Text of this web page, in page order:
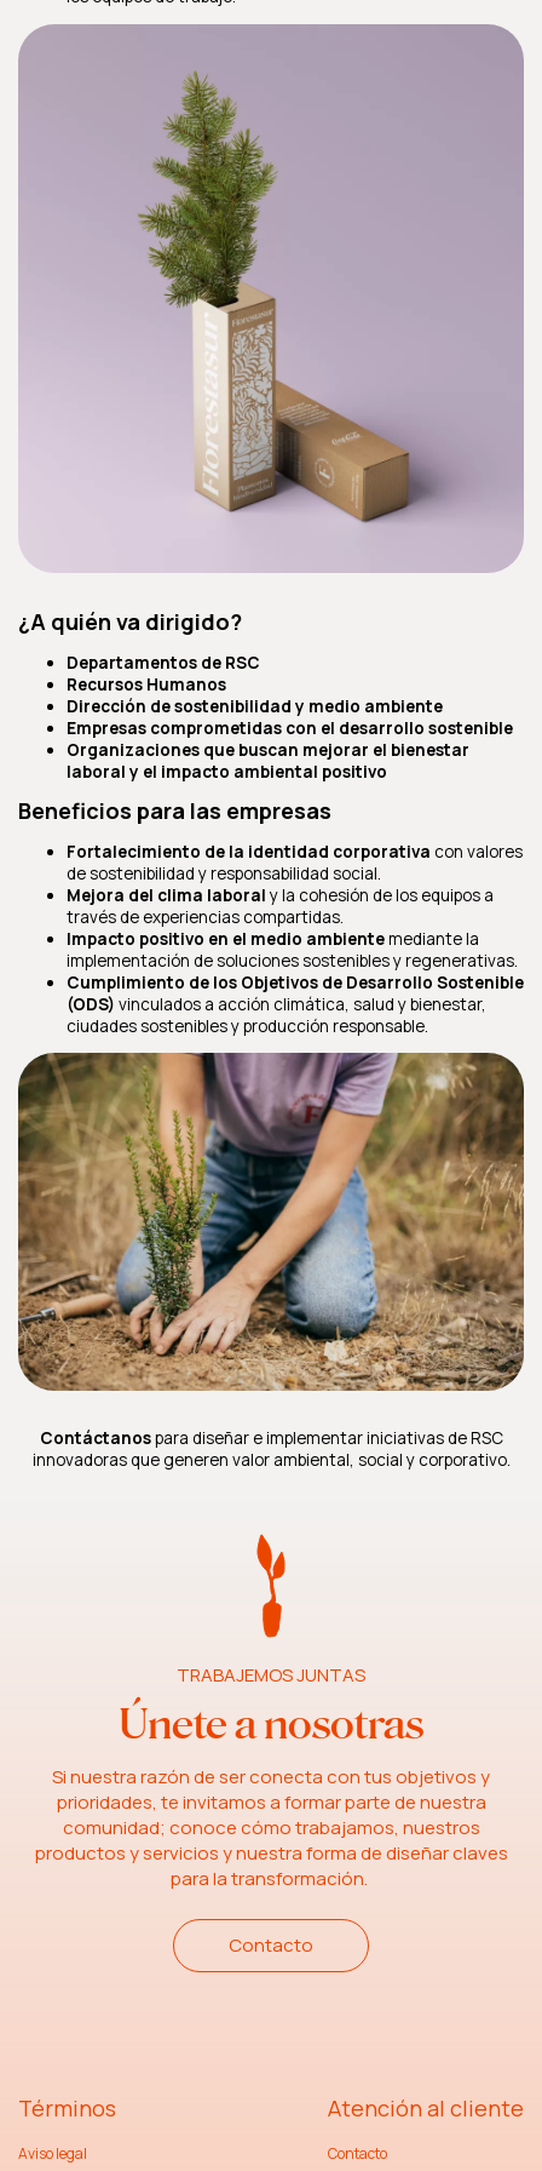
¿A quién va dirigido?
Departamentos de RSC
Recursos Humanos
Dirección de sostenibilidad y medio ambiente
Empresas comprometidas con el desarrollo sostenible
Organizaciones que buscan mejorar el bienestar
laboral y el impacto ambiental positivo
Beneficios para las empresas
Fortalecimiento de la identidad corporativa con valores
de sostenibilidad y responsabilidad social.
Mejora del clima laboral y la cohesión de los equipos a
través de experiencias compartidas.
Impacto positivo en el medio ambientemediante la
implementación de soluciones sostenibles y regenerativas.
Cumplimiento de los Objetivos de Desarrollo Sostenible
(ODS) vinculados a acción climática, salud y bienestar,
ciudades sostenibles y producción responsable.
Contáctanospara diseñar e implementar iniciativas de RSC
innovadoras que generen valor ambiental, social y corporativo.
TRABAJEMOS JUNTAS
Únete a nosotras
Si nuestra razón de ser conecta con tus objetivos y
prioridades, te invitamos a formar parte de nuestra
comunidad; conoce cómo trabajamos, nuestros
productos y servicios y nuestra forma de diseñar claves
para la transformación.
Contacto
Términos
Aviso legal
Atención al cliente
Contacto